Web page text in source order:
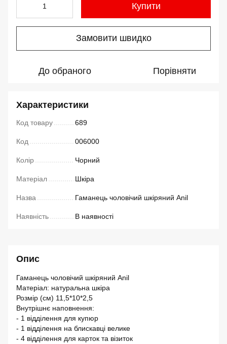
Купити
Замовити швидко
До обраного Порівняти
Характеристики
Код товару 689
Код 006000
Колір Чорний
Матеріал Шкіра
Назва Гаманець чоловічий шкіряний Anil
Наявність В наявності
Опис
Гаманець чоловічий шкіряний Anil
Матеріал: натуральна шкіра
Розмір (см) 11,5*10*2,5
Внутрішнє наповнення:
- 1 відділення для купюр
- 1 відділення на блискавці велике
- 4 відділення для карток та візиток